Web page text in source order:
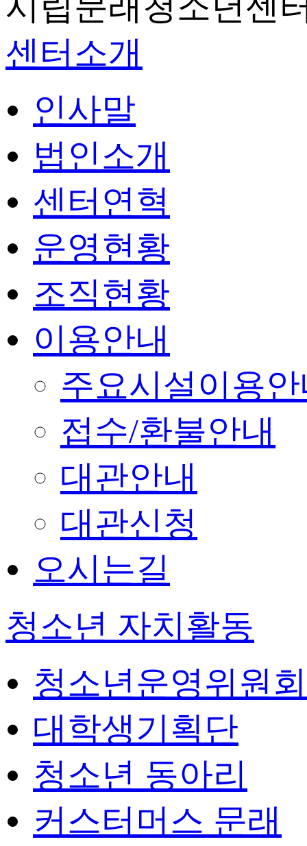
센터소개
인사말
법인소개
센터연혁
운영현황
조직현황
이용안내
주요시설이용
접수/환불안내
대관안내
대관신청
오시는길
청소년 자치활동
청소년운영위원회
대학생기획단
청소년 동아리
커스터머스 문래